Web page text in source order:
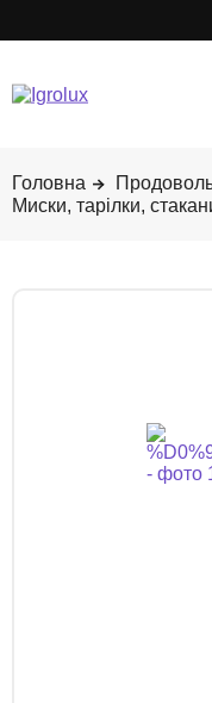
Миски, тарілки,